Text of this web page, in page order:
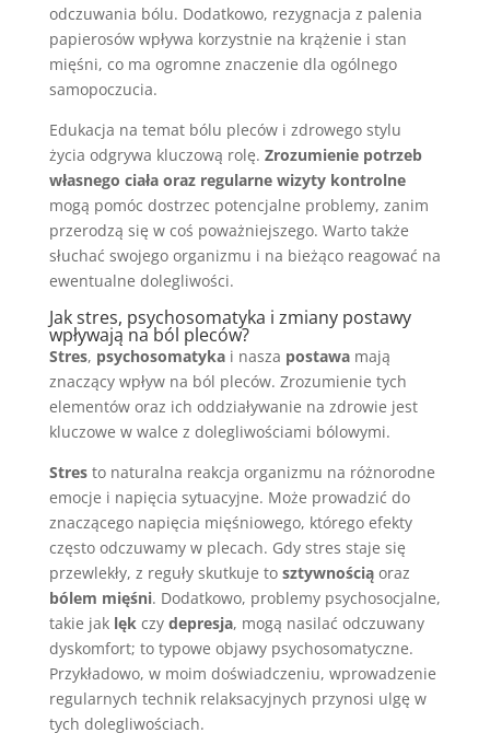
odczuwania bólu. Dodatkowo, rezygnacja z palenia
papierosów wpływa korzystnie na krążenie i stan
mięśni, co ma ogromne znaczenie dla ogólnego
samopoczucia.
Edukacja na temat bólu pleców i zdrowego stylu
życia odgrywa kluczową rolę. Zrozumienie potrzeb
własnego ciała oraz regularne wizyty kontrolne
mogą pomóc dostrzec potencjalne problemy, zanim
przerodzą się w coś poważniejszego. Warto także
słuchać swojego organizmu i na bieżąco reagować na
ewentualne dolegliwości.
Jak stres, psychosomatyka i zmiany postawy
wpływają na ból pleców?
Stres, psychosomatykai nasza postawamają
znaczący wpływ na ból pleców. Zrozumienie tych
elementów oraz ich oddziaływanie na zdrowie jest
kluczowe w walce z dolegliwościami bólowymi.
Stresto naturalna reakcja organizmu na różnorodne
emocje i napięcia sytuacyjne. Może prowadzić do
znaczącego napięcia mięśniowego, którego efekty
często odczuwamy w plecach. Gdy stres staje się
przewlekły, z reguły skutkuje to sztywnościąoraz
bólem mięśni. Dodatkowo, problemy psychosocjalne,
takie jak lęk czy depresja, mogą nasilać odczuwany
dyskomfort; to typowe objawy psychosomatyczne.
Przykładowo, w moim doświadczeniu, wprowadzenie
regularnych technik relaksacyjnych przynosi ulgę w
tych dolegliwościach.